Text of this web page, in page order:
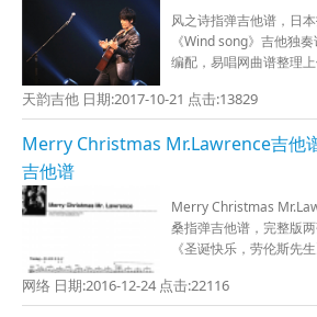
风之诗指弹吉他谱，日
《Wind song》吉他独
编配，易唱网曲谱整理
天韵吉他 日期:2017-10-21 点击:13829
Merry Christmas Mr.Lawrence吉他
吉他谱
Merry Christmas
桑指弹吉他谱，完整版
《圣诞快乐，劳伦斯先
网络 日期:2016-12-24 点击:22116